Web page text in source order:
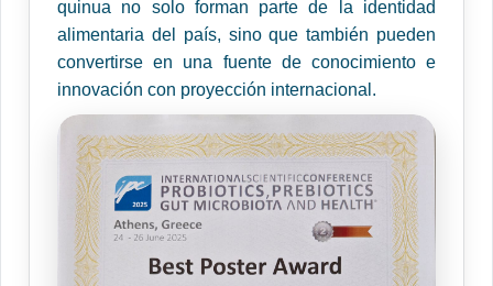
quinua no solo forman parte de la identidad
alimentaria del país, sino que también pueden
convertirse en una fuente de conocimiento e
innovación con proyección internacional.